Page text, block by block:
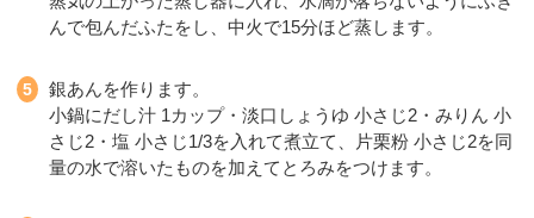
んで包んだふたをし、中火で15分ほど蒸します。
銀あんを作ります。
小鍋にだし汁 1カップ・淡口しょうゆ 小さじ2・みりん 小
さじ2・塩 小さじ1/3を入れて煮立て、片栗粉 小さじ2を同
量の水で溶いたものを加えてとろみをつけます。